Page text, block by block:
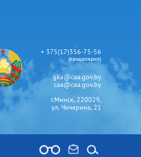
+ 375(17)356-75-56
(канцелярия)
gka@caa.gov.by
caa@caa.gov.by
г.Минск, 220029,
ул. Чичерина, 21